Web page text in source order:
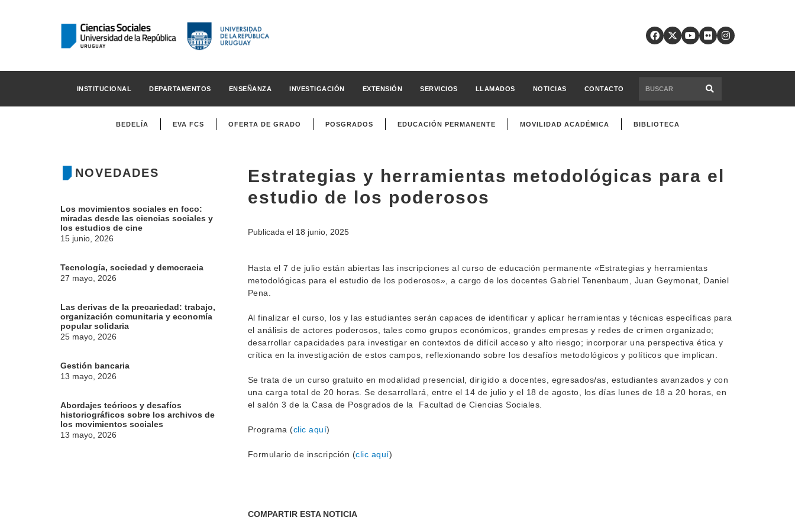
INSTITUCIONAL DEPARTAMENTOS ENSEÑANZA INVESTIGACIÓN EXTENSIÓN SERVICIOS LLAMADOS NOTICIAS CONTACTO
BEDELÍA EVA FCS OFERTA DE GRADO POSGRADOS EDUCACIÓN PERMANENTE MOVILIDAD ACADÉMICA BIBLIOTECA
NOVEDADES
Los movimientos sociales en foco:
miradas desde las ciencias sociales y
los estudios de cine
15 junio, 2026
Tecnología, sociedad y democracia
27 mayo, 2026
Las derivas de la precariedad: trabajo,
organización comunitaria y economía
popular solidaria
25 mayo, 2026
Gestión bancaria
13 mayo, 2026
Abordajes teóricos y desafíos
historiográficos sobre los archivos de
los movimientos sociales
13 mayo, 2026
Estrategias y herramientas metodológicas para el
estudio de los poderosos
Publicada el 18 junio, 2025
Hasta el 7 de julio están abiertas las inscripciones al curso de educación permanente «Estrategias y herramientas
metodológicas para el estudio de los poderosos», a cargo de los docentes Gabriel Tenenbaum, Juan Geymonat, Daniel
Pena.
Al finalizar el curso, los y las estudiantes serán capaces de identificar y aplicar herramientas y técnicas específicas para
el análisis de actores poderosos, tales como grupos económicos, grandes empresas y redes de crimen organizado;
desarrollar capacidades para investigar en contextos de difícil acceso y alto riesgo; incorporar una perspectiva ética y
crítica en la investigación de estos campos, reflexionando sobre los desafíos metodológicos y políticos que implican.
Se trata de un curso gratuito en modalidad presencial, dirigido a docentes, egresados/as, estudiantes avanzados y con
una carga total de 20 horas. Se desarrollará, entre el 14 de julio y el 18 de agosto, los días lunes de 18 a 20 horas, en
el salón 3 de la Casa de Posgrados de la Facultad de Ciencias Sociales.
Programa (clic aquí)
Formulario de inscripción (clic aquí)
COMPARTIR ESTA NOTICIA